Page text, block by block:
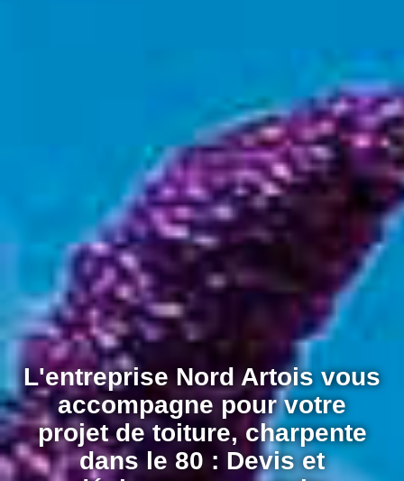
L'entreprise Nord Artois vous
accompagne pour votre
projet de toiture, charpente
dans le 80 : Devis et